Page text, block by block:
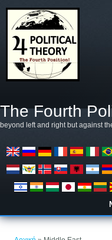
The Fourth
beyond left and right but against